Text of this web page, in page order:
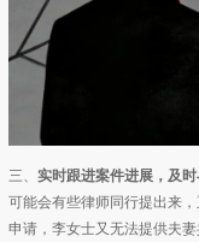
三、 实时跟进案件进展，及
可能会有些律师同行提出来
申请，李女士又无法提供夫